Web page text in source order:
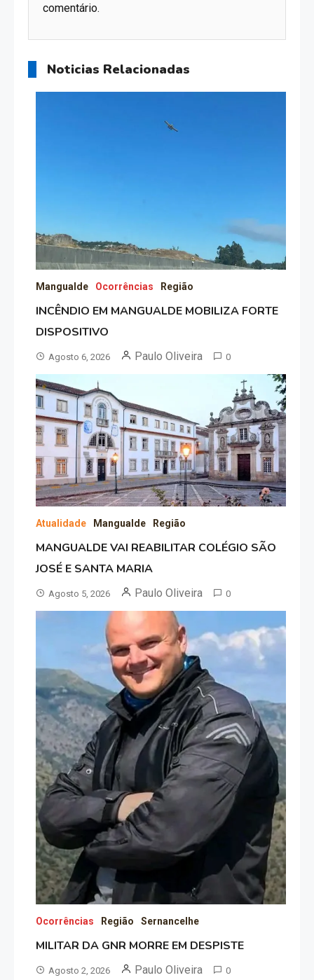
comentário.
Noticias Relacionadas
Mangualde Ocorrências Região
INCÊNDIO EM MANGUALDE MOBILIZA FORTE
DISPOSITIVO
Agosto 6, 2026 Paulo Oliveira 0
Atualidade Mangualde Região
MANGUALDE VAI REABILITAR COLÉGIO SÃO
JOSÉ E SANTA MARIA
Agosto 5, 2026 Paulo Oliveira 0
Ocorrências Região Sernancelhe
MILITAR DA GNR MORRE EM DESPISTE
Agosto 2, 2026 Paulo Oliveira 0